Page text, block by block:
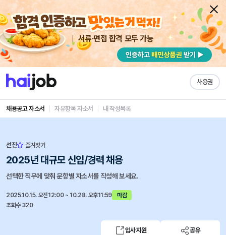
서류·면접 합격 모두 가능
사용권
채용공고 자소서 자유항목 자소서 내 작성목록
선진 즐겨찾기
2025년 대규모 신입/경력 채용
선택한 직무에 맞춰 문항별 자소서를 작성해 보세요.
2025.10.15. 오전12:00 ~ 10.28. 오후11:59
마감
조회수 320
입사지원 공유